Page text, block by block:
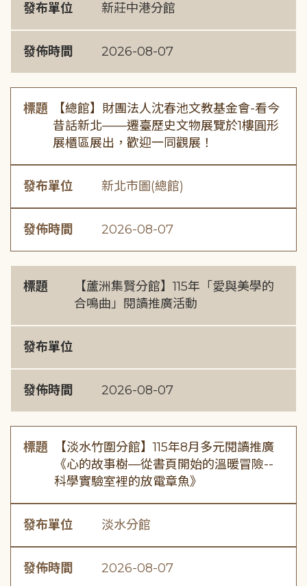
發布單位 新莊中港分館
發佈時間 2026-08-07
標題
【總館】財團法人沈春池文教基金會-看今
昔話新北——遷臺歷史文物展覽於1樓圓形
展櫃區展出，歡迎一同觀展！
發布單位 新北市圖(總館)
發佈時間 2026-08-07
標題
【蘆洲集賢分館】115年「愛與美學的
合鳴曲」閱讀推廣活動
發布單位
發佈時間 2026-08-07
標題
【淡水竹圍分館】115年8月多元閱讀推廣
《心的故事樹—從書頁開始的溫暖冒險--
科學實驗室裡的放電章魚》
發布單位 淡水分館
發佈時間 2026-08-07